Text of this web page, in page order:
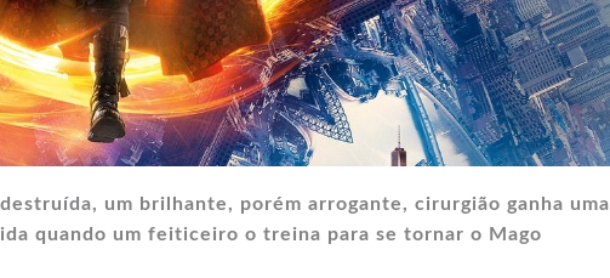
um brilhante, porém arrogante, cirurgião ganha uma
quando um feiticeiro o treina para se tornar o Mago